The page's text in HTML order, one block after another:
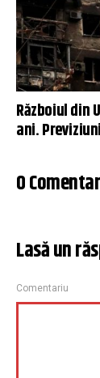
Războiul din
ani.
0
Lasă un
Comentariu